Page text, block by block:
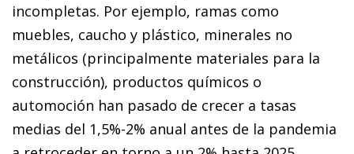
incompletas. Por ejemplo, ramas como
muebles, caucho y plástico, minerales no
metálicos (principalmente materiales para la
construcción), productos químicos o
automoción han pasado de crecer a tasas
medias del 1,5%-2% anual antes de la pandemia